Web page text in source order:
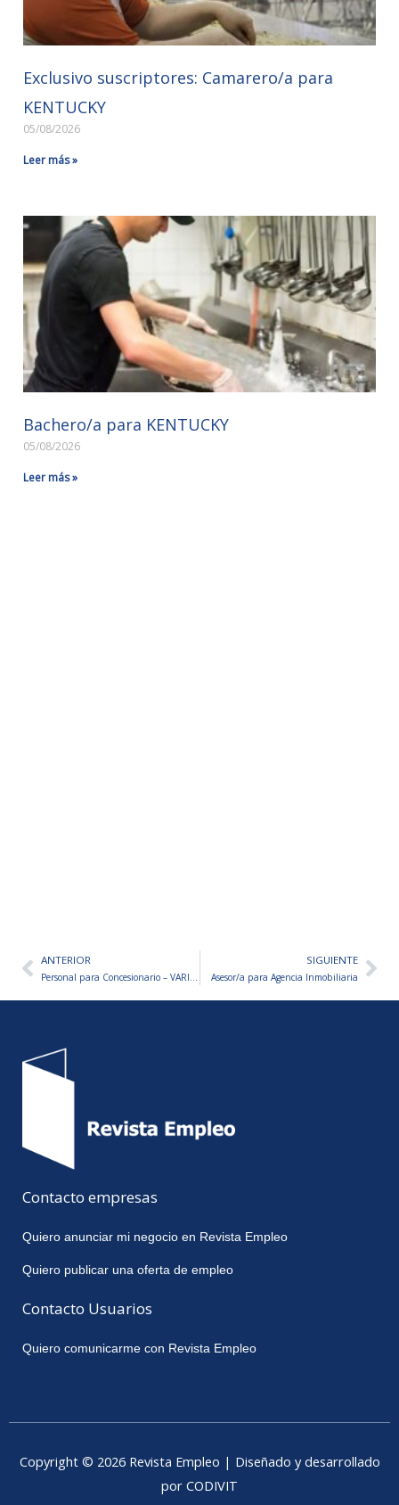
Exclusivo suscriptores: Camarero/a para
KENTUCKY
05/08/2026
Leer más »
Bachero/a para KENTUCKY
05/08/2026
Leer más »
AntANTERIOR
Personal para Concesionario – VARIOS PUESTOS A CUBRIR
SIGUIENTE
Asesor/a para Agencia Inmobiliaria
Contacto empresas
Quiero anunciar mi negocio en Revista Empleo
Quiero publicar una oferta de empleo
Contacto Usuarios
Quiero comunicarme con Revista Empleo
Copyright © 2026 Revista Empleo | Diseñado y desarrollado
por CODIVIT